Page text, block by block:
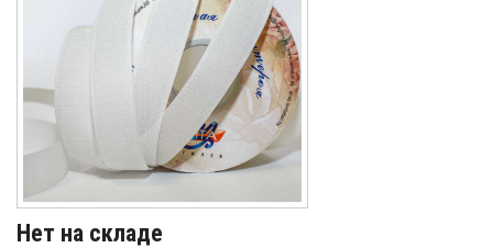
Нет на складе